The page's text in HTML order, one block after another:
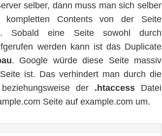
selber, dann muss man sich selber
Contents von der Seite
Sobald eine Seite sowohl durch
werden kann ist das Duplicate
. Google würde diese Seite massiv
ist. Das verhindert man durch die
der .htaccessDatei
Seite auf example.com um.